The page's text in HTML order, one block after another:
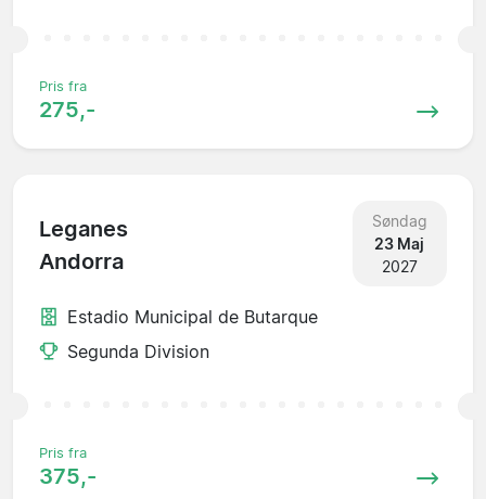
Pris fra
275,-
Leganes
Andorra
Søndag
23 Maj
2027
Estadio Municipal de Butarque
Segunda Division
Pris fra
375,-